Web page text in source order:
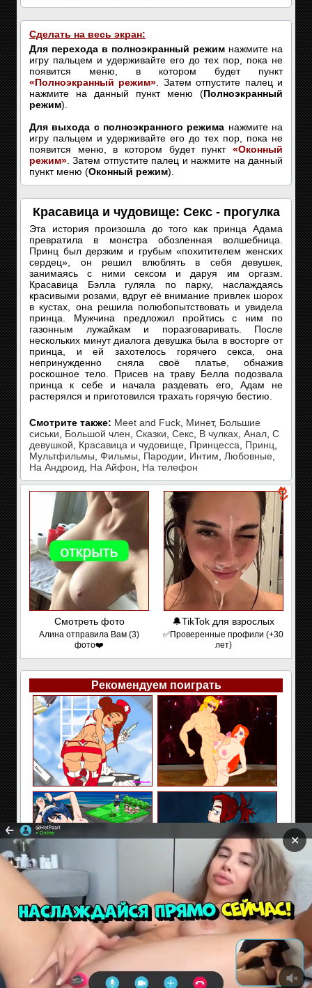
Сделать на весь экран:
Для перехода в полноэкранный режим нажмите на
игру пальцем и удерживайте его до тех пор, пока не
появится меню, в котором будет пункт
«Полноэкранный режим» . Затем отпустите палец и
нажмите на данный пункт меню (Полноэкранный
режим).
Для выхода с полноэкранного режима нажмите на
игру пальцем и удерживайте его до тех пор, пока не
появится меню, в котором будет пункт «Оконный
режим» . Затем отпустите палец и нажмите на данный
пункт меню (Оконный режим).
Красавица и чудовище: Секс - прогулка
Эта история произошла до того как принца Адама
превратила в монстра обозленная волшебница.
Принц был дерзким и грубым «похитителем женских
сердец», он решил влюблять в себя девушек,
занимаясь с ними сексом и даруя им оргазм.
Красавица Бэлла гуляла по парку, наслаждаясь
красивыми розами, вдруг её внимание привлек шорох
в кустах, она решила полюбопытствовать и увидела
принца. Мужчина предложил пройтись с ним по
газонным лужайкам и поразговаривать. После
нескольких минут диалога девушка была в восторге от
принца, и ей захотелось горячего секса, она
непринужденно сняла своё платье, обнажив
роскошное тело. Присев на траву Белла подозвала
принца к себе и начала раздевать его, Адам не
растерялся и приготовился трахать горячую бестию.
Смотрите также: Meet and Fuck Минет, Большие
сиськи
Большой член Сказки Секс В чулках Анал С
девушкой
Красавица и чудовище Принцесса Принц
Мультфильмы Фильмы Пародии Интим Любовные
На Андроид
На Айфон На телефон
Смотреть фото
Алина отправила Вам (3)
фото❤️
🔔TikTok для взрослых
✅Проверенные профили (+30
лет)
Рекомендуем поиграть
Сайт содержит материалы предназначенные только
для взрослых. Находясь на сайте Вы подтверждаете,
что Вам 18 лет и более. Если Вам нет 18 лет покиньте
Секс и эротические флэш игры
✕